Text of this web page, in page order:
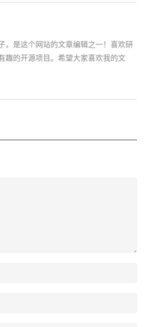
，是这个网站的文章编辑之一！喜欢研
趣的开源项目。希望大家喜欢我的文